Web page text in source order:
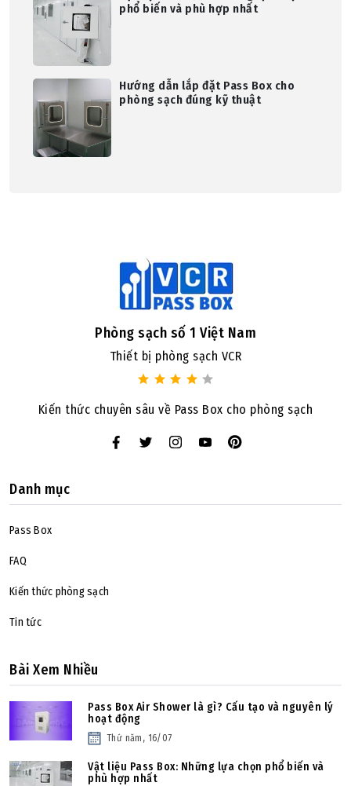
phổ biến và phù hợp nhất
Hướng dẫn lắp đặt Pass Box cho
phòng sạch đúng kỹ thuật
Phòng sạch số 1 Việt Nam
Thiết bị phòng sạch VCR
Kiến thức chuyên sâu về Pass Box cho phòng sạch
Danh mục
Pass Box
FAQ
Kiến thức phòng sạch
Tin tức
Bài Xem Nhiều
Pass Box Air Shower là gì? Cấu tạo và nguyên lý
hoạt động
Thứ năm, 16/07
Vật liệu Pass Box: Những lựa chọn phổ biến và
phù hợp nhất